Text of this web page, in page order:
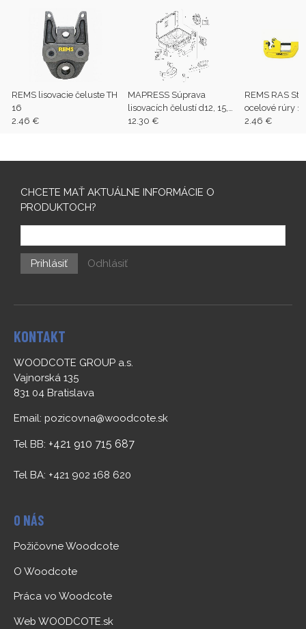
REMS lisovacie čeluste TH
16
2.46 €
MAPRESS Súprava
lisovacích čelustí d12, 15,
18, 22, 28, 35 (3)
12.30 €
REMS RAS St
ocelové rúry
2.46 €
CHCETE MAŤ AKTUÁLNE INFORMÁCIE O
PRODUKTOCH?
Prihlásiť Odhlásiť
KONTAKT
WOODCOTE GROUP a.s.
Vajnorská 135
831 04 Bratislava
Email: pozicovna@woodcote.sk
Tel BB: +421 910 715 687
Tel BA: +421 902 168 620
O NÁS
Požičovne Woodcote
O Woodcote
Práca vo Woodcote
Web WOODCOTE.sk